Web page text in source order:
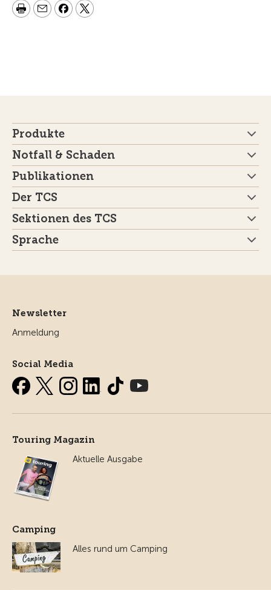
Produkte
Notfall & Schaden
Publikationen
Der TCS
Sektionen des TCS
Sprache
Newsletter
Anmeldung
Social Media
Touring Magazin
Aktuelle Ausgabe
Camping
Alles rund um Camping